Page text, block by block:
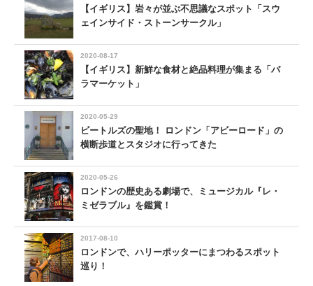
【イギリス】岩々が並ぶ不思議なスポット「スウ
ェインサイド・ストーンサークル」
2020-08-17
【イギリス】新鮮な食材と絶品料理が集まる「バ
ラマーケット」
2020-05-29
ビートルズの聖地！ ロンドン「アビーロード」の
横断歩道とスタジオに行ってきた
2020-05-26
ロンドンの歴史ある劇場で、ミュージカル『レ・
ミゼラブル』を鑑賞！
2017-08-10
ロンドンで、ハリーポッターにまつわるスポット
巡り！